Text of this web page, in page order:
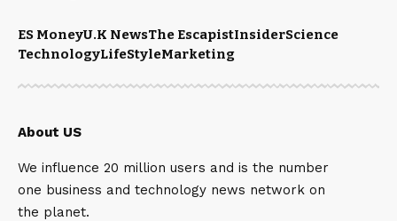
ES MoneyU.K NewsThe EscapistInsiderScience
TechnologyLifeStyleMarketing
About US
We influence 20 million users and is the number
one business and technology news network on
the planet.